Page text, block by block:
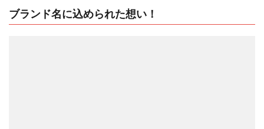
ブランド名に込められた想い！